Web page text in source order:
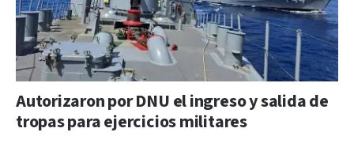
Autorizaron por DNU el ingreso y salida de
tropas para ejercicios militares